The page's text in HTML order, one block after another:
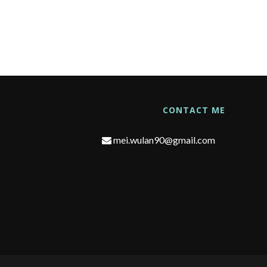
CONTACT ME
mei.wulan90@gmail.com